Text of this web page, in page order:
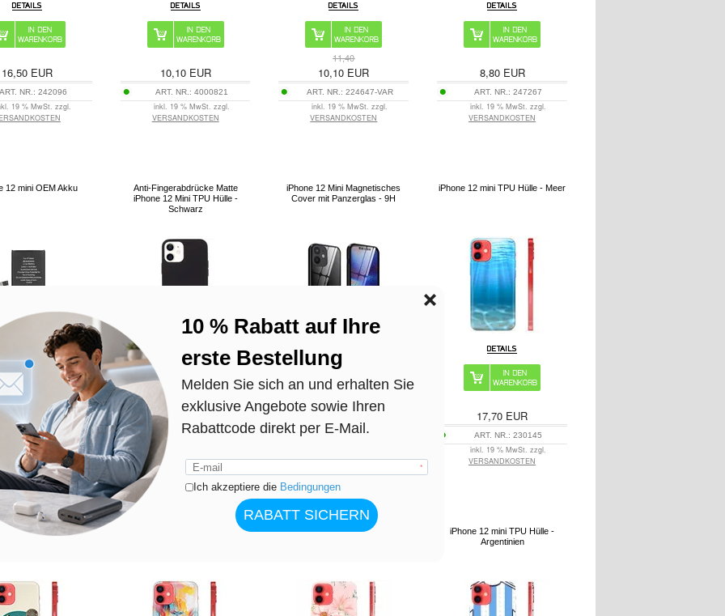
16,50EUR
ART. NR.: 242096
19 % MwSt. zzgl.
10,10EUR
ART. NR.: 4000821
inkl. 19 % MwSt. zzgl.
VERSANDKOSTEN
11,40
10,10 EUR
ART. NR.: 224647-VAR
inkl. 19 % MwSt. zzgl.
VERSANDKOSTEN
8,80EUR
ART. NR.:247267
inkl. 19 % MwSt. zzgl.
VERSANDKOSTEN
12 mini OEM Akku
15,60 EUR
ART. NR.:208777
inkl. 19 % MwSt. zzgl.
Anti-Fingerabdrücke Matte
iPhone 12 Mini TPU Hülle -
Schwarz
8,80EUR
ART. NR.:259501
inkl. 19 % MwSt. zzgl.
VERSANDKOSTEN
iPhone 12 Mini Magnetisches
Cover mit Panzerglas - 9H
12,60
11,40EUR
ART. NR.:223782-VAR
VERSANDKOSTEN
iPhone 12 mini TPU Hülle - Meer
17,70 EUR
ART. NR.:230145
inkl. 19 % MwSt. zzgl.
VERSANDKOSTEN
12 mini TPU Hülle -
iPhone 12 mini TPU Hülle -
iPhone 12 mini TPU Hülle -
Argentinien